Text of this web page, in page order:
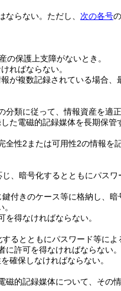
らない。 ただし、 次の各号
保護上支障がないとき。
ればならない。
が複数記録されている場合
類に従って、情報資産を適
た電磁的記録媒体を長期保
性2または可用性2の情報を
、暗号化するとともにパスワ
付きのケース等に格納し、
得なければならない。
るとともにパスワード等によ
許可を得なければならない。
確保しなければならない。
的記録媒体について、その